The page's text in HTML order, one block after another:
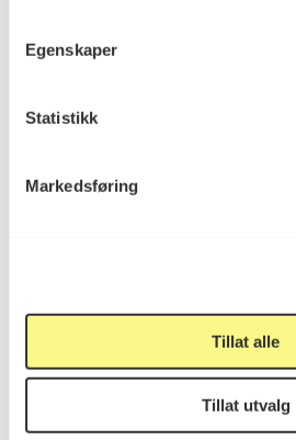
Egenskaper
Statistikk
Markedsføring
Tillat alle
Tillat utvalg
inngang Løkkeveien,
Viktig info
Utbetaling og fakturering